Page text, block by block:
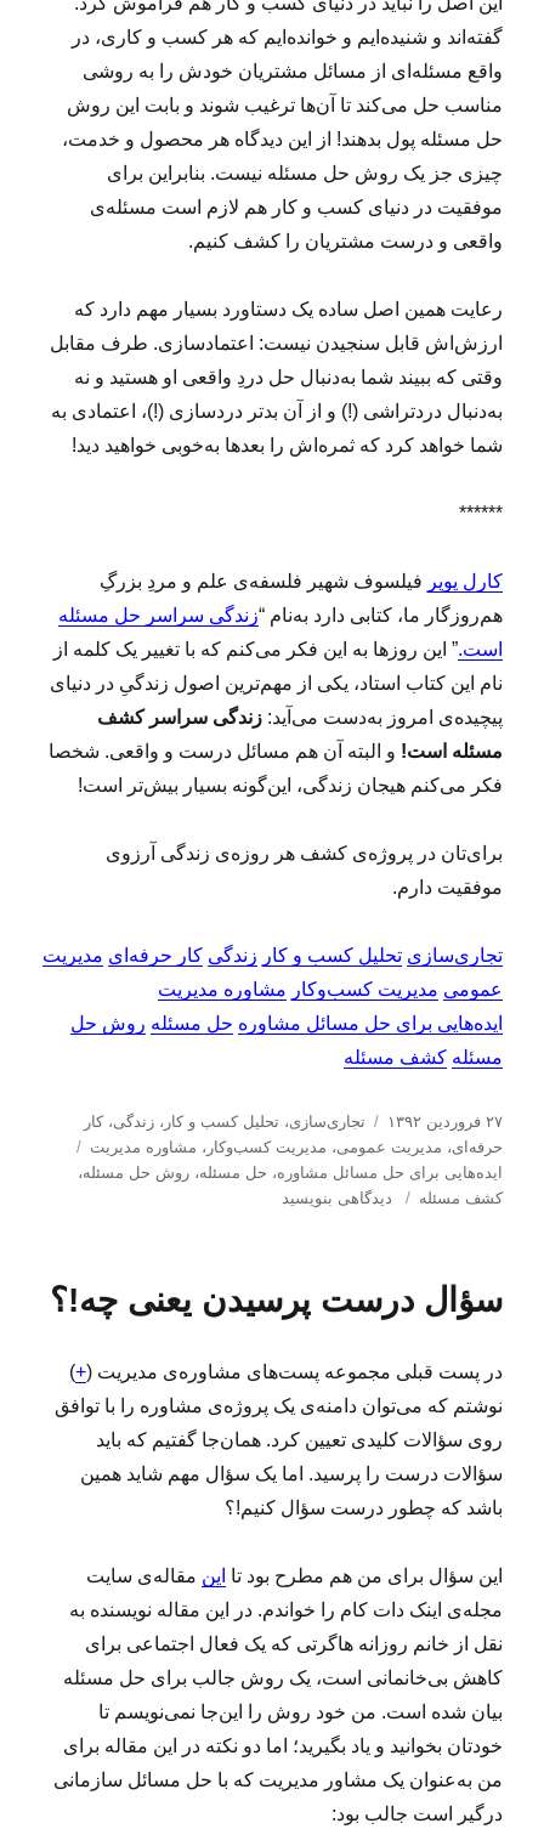
گفته‌اند و شنیده‌ایم و خوانده‌ایم که هر کسب و کاری، در
واقع مسئله‌ای از مسائل مشتریان خودش را به روشی
مناسب حل می‌کند تا آن‌ها ترغیب شوند و بابت این روش
حل مسئله پول بدهند! از این دیدگاه هر محصول و خدمت،
چیزی جز یک روش حل مسئله نیست. بنابراین برای
موفقیت در دنیای کسب و کار هم لازم است مسئله‌ی
واقعی و درست مشتریان را کشف کنیم.
رعایت همین اصل ساده یک دستاورد بسیار مهم دارد که
ارزش‌اش قابل سنجیدن نیست: اعتمادسازی. طرف مقابل
وقتی که ببیند شما به‌دنبال حل دردِ واقعی او هستید و نه
به‌دنبال دردتراشی (!) و از آن بدتر دردسازی (!)، اعتمادی به
شما خواهد کرد که ثمره‌اش را بعدها به‌خوبی خواهید دید!
******
کارل پوپر فیلسوف شهیر فلسفه‌ی علم و مردِ بزرگِ
هم‌روزگار ما، کتابی دارد به‌نام “زندگی سراسر حل مسئله
است.” این روزها به این فکر می‌کنم که با تغییر یک کلمه از
نام این کتاب استاد، یکی از مهم‌ترین اصول زندگیِ در دنیای
پیچیده‌ی امروز به‌دست می‌آید:زندگی سراسر کشف
مسئله است! و البته آن هم مسائل درست و واقعی. شخصا
فکر می‌کنم هیجان زندگی، این‌گونه بسیار بیش‌تر است!
برای‌تان در پروژه‌ی کشف هر روز‌ه‌ی زندگی آرزوی
موفقیت دارم.
تجاری‌سازی تحلیل کسب و کار زندگی کار حرفه‌ای مدیریت
عمومی مدیریت کسب‌و‌کار مشاوره مدیریت
ایده‌هایی برای حل مسائل مشاوره حل مسئله روش حل
مسئله کشف مسئله
ا
ر
س
ا
ه
۲۷ فروردین ۱۳۹۲
د
س
ت
ه‌
تجاری‌سازی،تحلیل كسب و كار ،زندگی،کار
حرفه‌ای، مدیریت عمومی، مدیریت كسب‌و‌كار ، مشاوره مدیریت
ایده‌هایی برای حل مسائل مشاوره، حل مسئله،روش حل مسئله،
كشف مسئله
ا
ز
س
ئ
ه‌
ی
ع
ی
ا
م
س
ل
ه‌
ی
دیدگاهی بنویسید
سؤال درست پرسیدن یعنی چه!؟
در پست قبلی مجموعه پست‌های مشاوره‌ی مدیریت (+
)
نوشتم که می‌توان دامنه‌ی یک پروژه‌ی مشاوره را با توافق
روی سؤالات کلیدی تعیین کرد. همان‌جا گفتیم که باید
سؤالات درست را پرسید. اما یک سؤال مهم شاید همین
باشد که چطور درست سؤال کنیم!؟
این سؤال برای من هم مطرح بود تا این مقاله‌ی سایت
مجله‌ی اینک دات کام را خواندم. در این‌ مقاله نویسنده به
نقل از خانم روزانه هاگرتی که یک فعال اجتماعی برای
کاهش بی‌خانمانی است، یک روش جالب برای حل مسئله
بیان شده است. من خود روش را این‌جا نمی‌نویسم تا
خودتان بخوانید و یاد بگیرید؛ اما دو نکته در این مقاله برای
من به‌عنوان یک مشاور مدیریت که با حل مسائل سازمانی
درگیر است جالب بود: